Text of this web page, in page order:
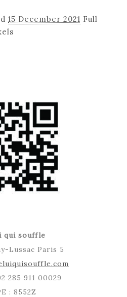
15 December 2021 Full
qui souffle
Lussac Paris 5
285 911 00029
: 8552Z